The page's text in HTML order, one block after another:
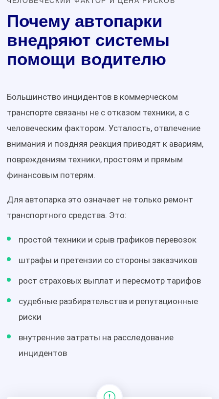
Почему автопарки
внедряют системы
помощи водителю
Большинство инцидентов в коммерческом
транспорте связаны не с отказом техники, а с
человеческим фактором. Усталость, отвлечение
внимания и поздняя реакция приводят к авариям,
повреждениям техники, простоям и прямым
финансовым потерям.
Для автопарка это означает не только ремонт
транспортного средства. Это:
простой техники и срыв графиков перевозок
штрафы и претензии со стороны заказчиков
рост страховых выплат и пересмотр тарифов
судебные разбирательства и репутационные
риски
внутренние затраты на расследование
инцидентов